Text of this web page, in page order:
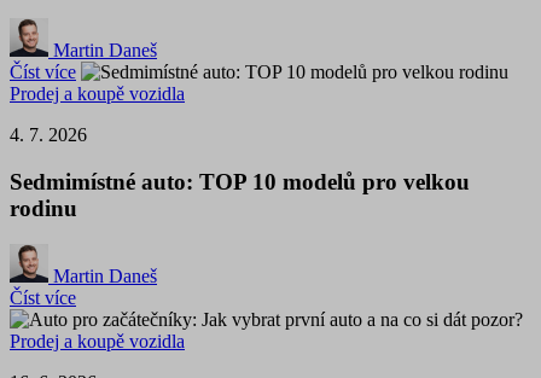
Martin Daneš
Číst více
Prodej a koupě vozidla
4. 7. 2026
Sedmimístné auto: TOP 10 modelů pro velkou
rodinu
Martin Daneš
Číst více
Prodej a koupě vozidla